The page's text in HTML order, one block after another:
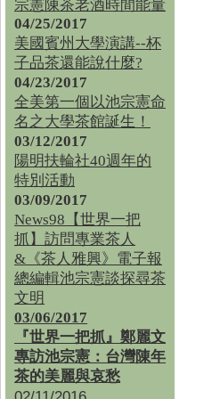
宗憲陳茶老酒時間能量
04/25/2017
美國賓州大學演講--杯
子品茶還能說什麼?
04/23/2017
全美第一個以池宗憲命
名之大學茶館誕生！
03/12/2017
陽明扶輪社40週年的
特別活動
03/09/2017
News98【世界一把
抓】訪問專業茶人
&《茶人雅興》電子報
總編輯池宗憲談探尋茶
文明
03/06/2017
『世界一把抓』鄭麗文
專訪池宗憲：台灣陳年
茶的美麗與哀愁